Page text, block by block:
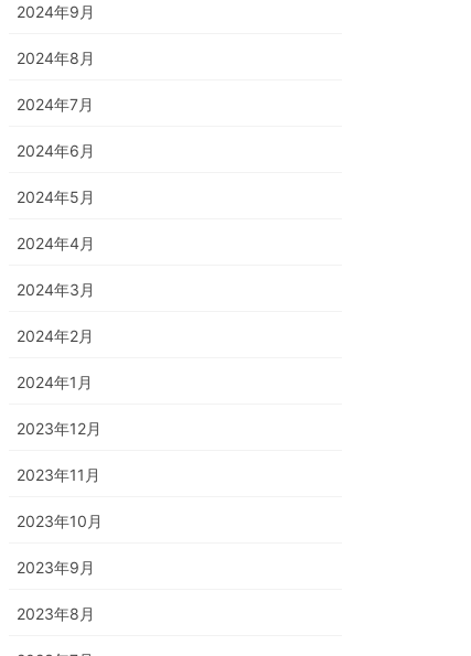
2024年9月
2024年8月
2024年7月
2024年6月
2024年5月
2024年4月
2024年3月
2024年2月
2024年1月
2023年12月
2023年11月
2023年10月
2023年9月
2023年8月